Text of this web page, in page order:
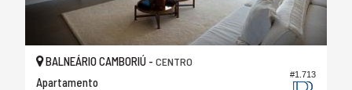
#1.713
BALNEÁRIO CAMBORIÚ - CENTRO
Apartamento